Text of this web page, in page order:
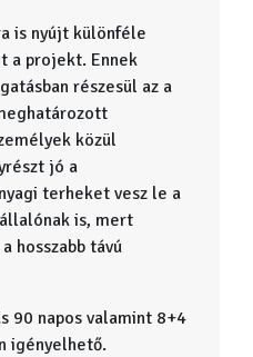
is nyújt különféle
a projekt. Ennek
részesül az a
közül
jó a
terheket vesz le a
is, mert
hosszabb távú
90 napos valamint 8+4
igényelhető.